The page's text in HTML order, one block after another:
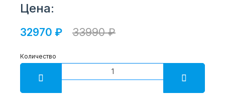
Цена:
32970 ₽ 33990 ₽
Количество